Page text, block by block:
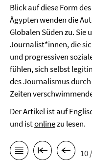
Blick auf diese Form
Ägypten wenden die
Globalen Süden zu. Sie
Journalist*innen, die
und progressiven
fühlen, sich selbst
des Journalismus
Zeiten
Der Artikel ist auf
und istonlinezu lesen.
10